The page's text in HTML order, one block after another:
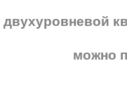
двухуровневой
можно